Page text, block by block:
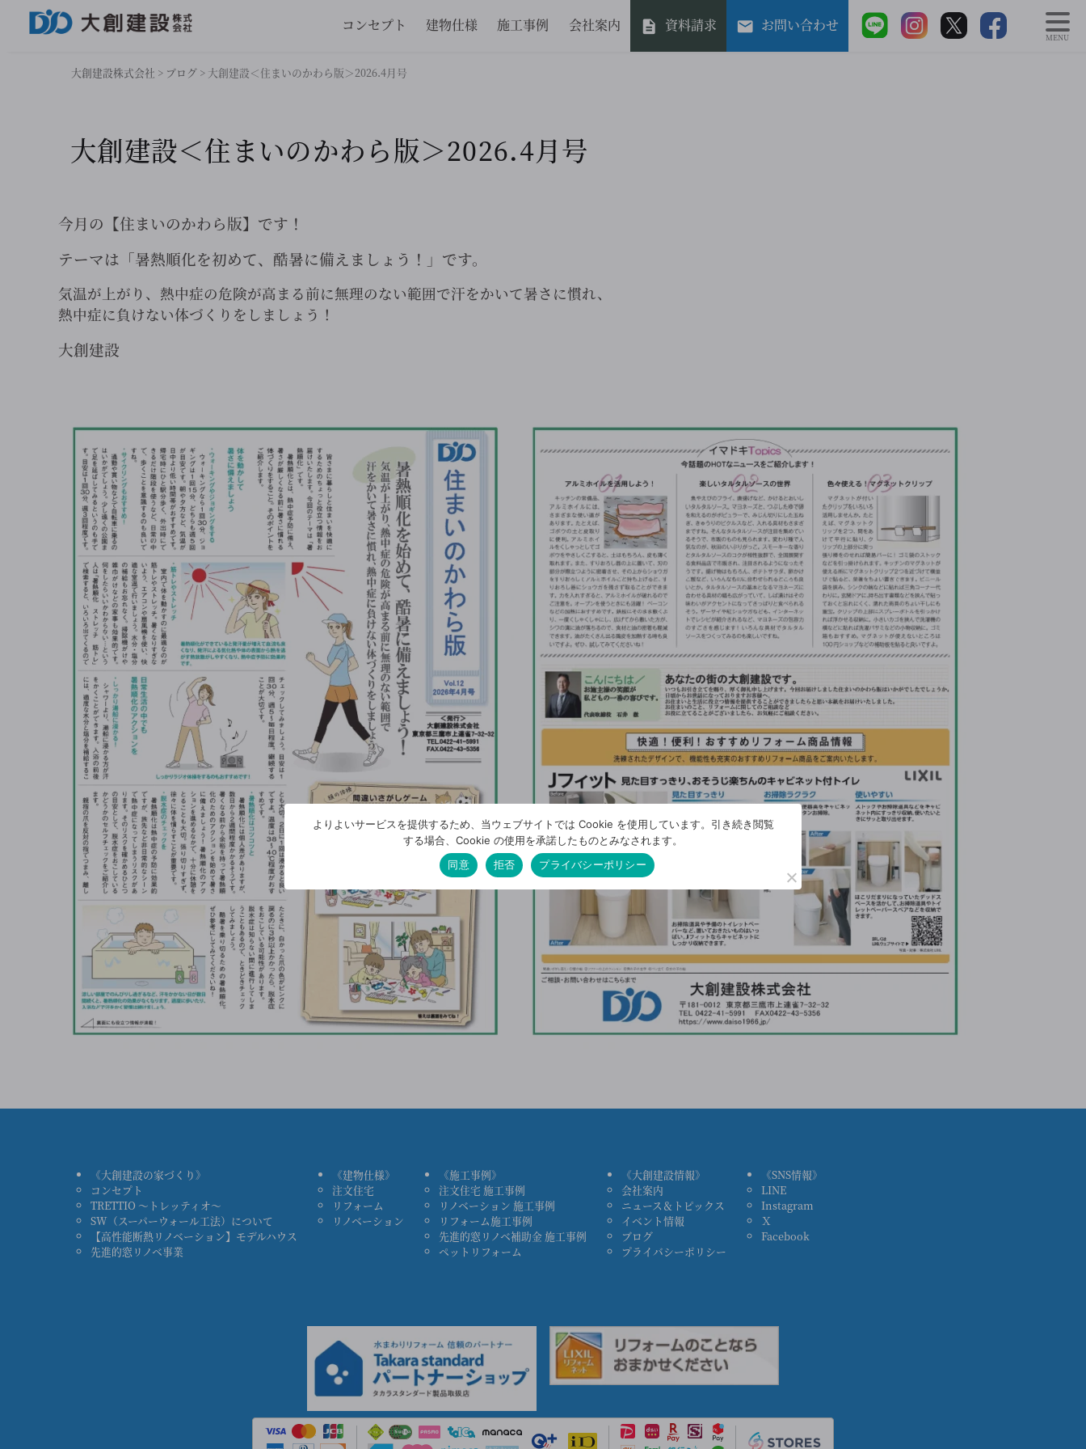
コンセプト 建物仕様 施工事例 会社案内 資料請求 お問い合わせ
大創建設株式会社 > ブログ > 大創建設＜住まいのかわら版＞2026.4月号
大創建設＜住まいのかわら版＞2026.4月号
今月の【住まいのかわら版】です！
テーマは「暑熱順化を初めて、酷暑に備えましょう！」です。
気温が上がり、熱中症の危険が高まる前に無理のない範囲で汗をかいて暑さに慣れ、
熱中症に負けない体づくりをしましょう！
大創建設
MENU
《大創建設の家づくり》
コンセプト
TRETTIO ～トレッティオ～
SW（スーパーウォール工法）について
【高性能断熱リノベーション】モデルハウス
先進的窓リノベ事業
《建物仕様》
注文住宅
リフォーム
リノベーション
《施工事例》
注文住宅 施工事例
リノベーション 施工事例
リフォーム施工事例
先進的窓リノベ補助金 施工事例
ペットリフォーム
《大創建設情報》
会社案内
ニュース＆トピックス
イベント情報
ブログ
プライバシーポリシー
《SNS情報》
LINE
Instagram
Ｘ
Facebook
よりよいサービスを提供するため、当ウェブサイトでは Cookie を使用しています。引き続き閲覧
する場合、Cookie の使用を承諾したものとみなされます。
同意
拒否 プライバシーポリシー